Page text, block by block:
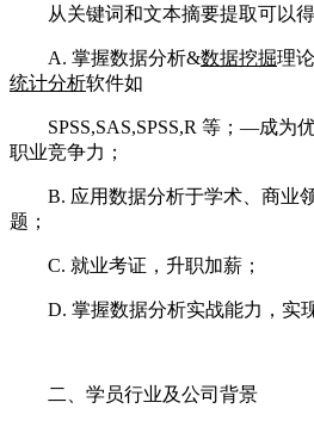
从关键词和文本摘要提取可以
A. 掌握数据分析&数据挖掘理
统计分析软件如
SPSS,SAS,SPSS,R 等；—成为
职业竞争力；
B. 应用数据分析于学术、商业
题；
C. 就业考证，升职加薪；
D. 掌握数据分析实战能力，实
二、学员行业及公司背景